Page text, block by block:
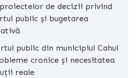
de decizii privind
public și bugetarea
public din municipiul Cahul
cronice și necesitatea
reale